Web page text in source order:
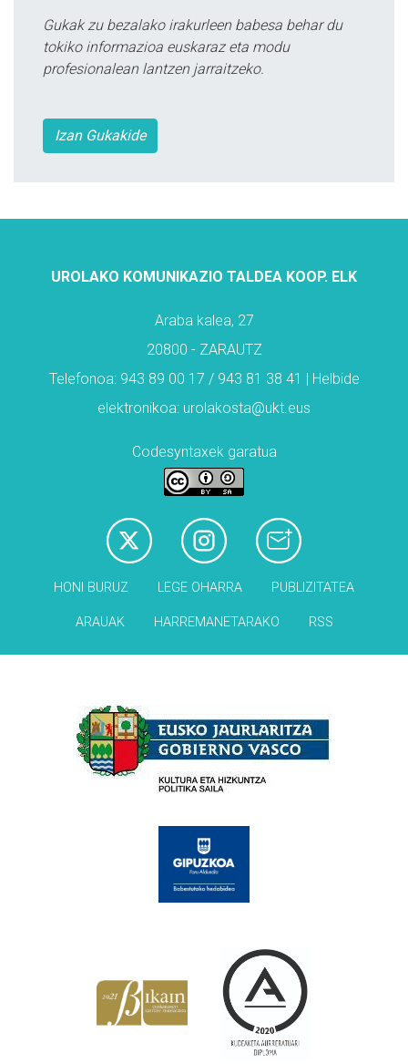
Gukak zu bezalako irakurleen babesa behar du
tokiko informazioa euskaraz eta modu
profesionalean lantzen jarraitzeko.
Izan Gukakide
UROLAKO KOMUNIKAZIO TALDEA KOOP. ELK
Araba kalea, 27
20800 - ZARAUTZ
Telefonoa: 943 89 00 17 / 943 81 38 41 | Helbide
elektronikoa: urolakosta@ukt.eus
Codesyntaxek garatua
HONI BURUZ LEGE OHARRA PUBLIZITATEA
ARAUAK HARREMANETARAKO RSS